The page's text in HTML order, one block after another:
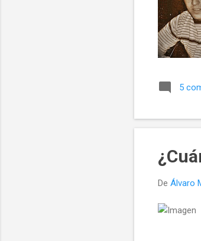
5
De Álvaro